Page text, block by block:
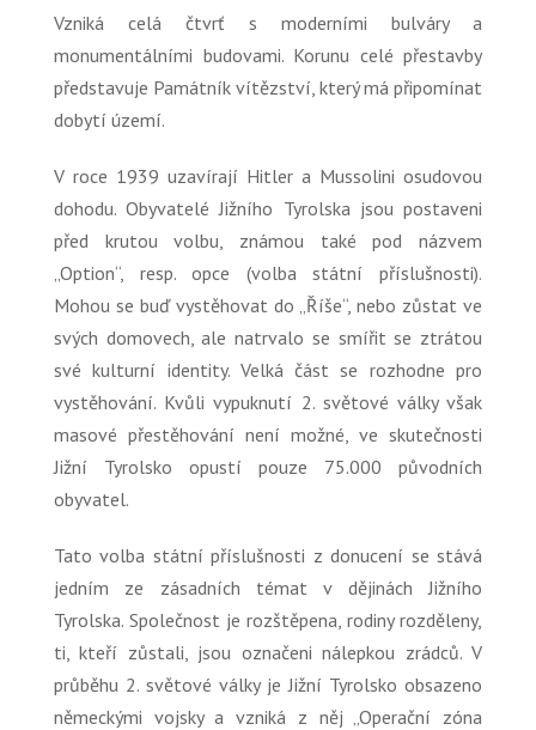
Vzniká celá čtvrť s moderními bulváry a
monumentálními budovami. Korunu celé přestavby
představuje Památník vítězství, který má připomínat
dobytí území.
V roce 1939 uzavírají Hitler a Mussolini osudovou
dohodu. Obyvatelé Jižního Tyrolska jsou postaveni
před krutou volbu, známou také pod názvem
„Option“, resp. opce (volba státní příslušnosti).
Mohou se buď vystěhovat do „Říše“, nebo zůstat ve
svých domovech, ale natrvalo se smířit se ztrátou
své kulturní identity. Velká část se rozhodne pro
vystěhování. Kvůli vypuknutí 2. světové války však
masové přestěhování není možné, ve skutečnosti
Jižní Tyrolsko opustí pouze 75.000 původních
obyvatel.
Tato volba státní příslušnosti z donucení se stává
jedním ze zásadních témat v dějinách Jižního
Tyrolska. Společnost je rozštěpena, rodiny rozděleny,
ti, kteří zůstali, jsou označeni nálepkou zrádců. V
průběhu 2. světové války je Jižní Tyrolsko obsazeno
německými vojsky a vzniká z něj „Operační zóna